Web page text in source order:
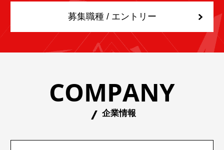
募集職種 / エントリー
COMPANY
企業情報